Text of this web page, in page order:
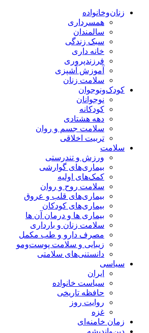
زنان‌وخانواده
همسرداری
سالمندان
سبک زندگی
خانه داری
فرزندپروری
آموزش آشپزی
سلامت زنان
کودک‌ونوجوان
نوجوانان
کودکانه
دهه هشتادی
سلامت جسم و روان
تربیت اخلاقی
سلامت
ورزش و تندرستی
بیماری‌های گوارشی
کمک‌های اولیه
سلامت روح و روان
بیماری‌های قلب و عروق
بیماری‌های کودکان
بیماری ها و درمان آن ها
سلامت زنان و بارداری
مصرف دارو و طب مکمل
زیبایی و سلامت پوست‌ومو
دانستنی‌های سلامتی
سیاسی
ایران
سیاست خانواده
حافظه تاریخی
روایت روز
غزه
زمان خامنه‌ای